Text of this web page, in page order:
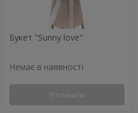
Букет "Sunny love"
Немає в наявності
Уточнити